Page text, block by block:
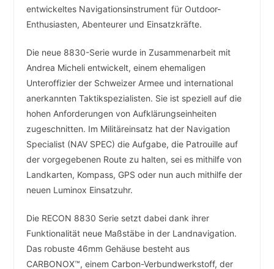
entwickeltes Navigationsinstrument für Outdoor-
Enthusiasten, Abenteurer und Einsatzkräfte.
Die neue 8830-Serie wurde in Zusammenarbeit mit
Andrea Micheli entwickelt, einem ehemaligen
Unteroffizier der Schweizer Armee und international
anerkannten Taktikspezialisten. Sie ist speziell auf die
hohen Anforderungen von Aufklärungseinheiten
zugeschnitten. Im Militäreinsatz hat der Navigation
Specialist (NAV SPEC) die Aufgabe, die Patrouille auf
der vorgegebenen Route zu halten, sei es mithilfe von
Landkarten, Kompass, GPS oder nun auch mithilfe der
neuen Luminox Einsatzuhr.
Die RECON 8830 Serie setzt dabei dank ihrer
Funktionalität neue Maßstäbe in der Landnavigation.
Das robuste 46mm Gehäuse besteht aus
CARBONOX™, einem Carbon-Verbundwerkstoff, der